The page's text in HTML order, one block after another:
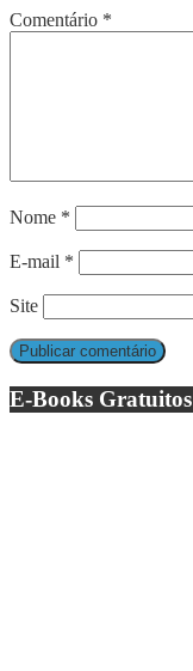
Comentário *
Nome *
E-mail *
Site
E-Books Gratuitos